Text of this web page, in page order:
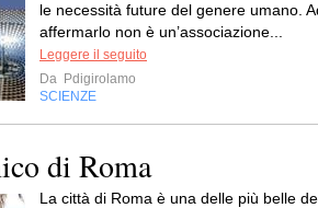
le necessità future del genere umano.
affermarlo non è un’associazione...
Leggere il seguito
Da Pdigirolamo
SCIENZE
di Roma
La città di Roma è una delle più belle